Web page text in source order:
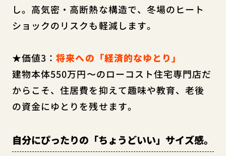
し。高気密・高断熱な構造で、冬場のヒート
ショックのリスクも軽減します。
★価値3：将来への「経済的なゆとり」
建物本体550万円〜のローコスト住宅専門店だ
からこそ、住居費を抑えて趣味や教育、老後
の資金にゆとりを残せます。
自分にぴったりの「ちょうどいい」サイズ感。